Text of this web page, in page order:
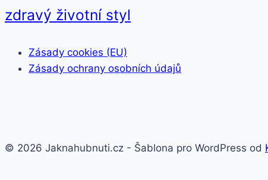
zdravý životní styl
Zásady cookies (EU)
Zásady ochrany osobních údajů
© 2026 Jaknahubnuti.cz - Šablona pro WordPress od